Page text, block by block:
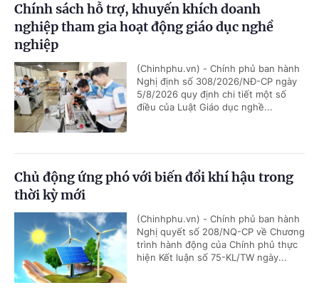
Chính sách hỗ trợ, khuyến khích doanh
nghiệp tham gia hoạt động giáo dục nghề
nghiệp
(Chinhphu.vn) - Chính phủ ban hành
Nghị định số 308/2026/NĐ-CP ngày
5/8/2026 quy định chi tiết một số
điều của Luật Giáo dục nghề...
Chủ động ứng phó với biến đổi khí hậu trong
thời kỳ mới
(Chinhphu.vn) - Chính phủ ban hành
Nghị quyết số 208/NQ-CP về Chương
trình hành động của Chính phủ thực
hiện Kết luận số 75-KL/TW ngày...